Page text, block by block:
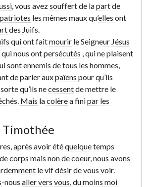
, vous avezsouffertde lapartde
les mêmes mauxqu’elles ont
des Juifs
qui ont faitmourir leSeigneur Jésus
quinous ontpersécutés qui neplaisent
sontennemis detous les hommes
deparlerauxpaïens pourqu’ils
sortequ’ils necessentde mettre le
Mais lacolèrea finipar les
Timothée
, après avoir étéquelquetemps
, decorps mais nondecoeur, nous avons
levifdésirdevous voir.
-nous allervers vous , dumoins moi